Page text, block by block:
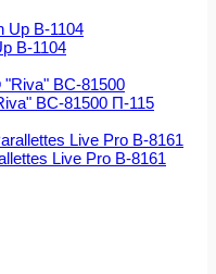
Β-1104
BC-81500 Π-115
Live Pro Β-8161